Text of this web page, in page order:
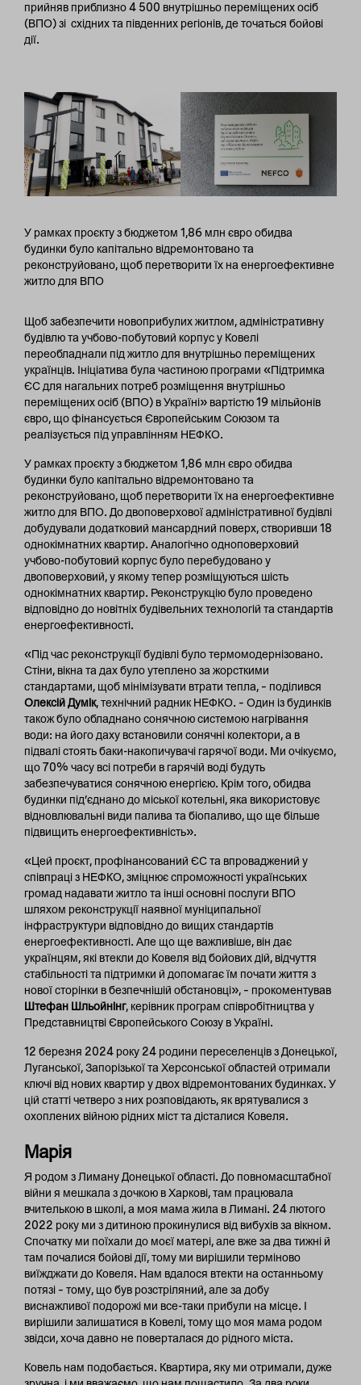
прийняв приблизно 4 500 внутрішньо переміщених осіб
(ВПО) зі східних та південних регіонів, де точаться бойові
дії.
У рамках проєкту з бюджетом 1,86 млн євро обидва
будинки було капітально відремонтовано та
реконструйовано, щоб перетворити їх на енергоефективне
житло для ВПО
Щоб забезпечити новоприбулих житлом, адміністративну
будівлю та учбово-побутовий корпус у Ковелі
переобладнали під житло для внутрішньо переміщених
українців. Ініціатива була частиною програми «Підтримка
ЄС для нагальних потреб розміщення внутрішньо
переміщених осіб (ВПО) в Україні» вартістю 19 мільйонів
євро, що фінансується Європейським Союзом та
реалізується під управлінням НЕФКО.
У рамках проєкту з бюджетом 1,86 млн євро обидва
будинки було капітально відремонтовано та
реконструйовано, щоб перетворити їх на енергоефективне
житло для ВПО. До двоповерхової адміністративної будівлі
добудували додатковий мансардний поверх, створивши 18
однокімнатних квартир. Аналогічно одноповерховий
учбово-побутовий корпус було перебудовано у
двоповерховий, у якому тепер розміщуються шість
однокімнатних квартир. Реконструкцію було проведено
відповідно до новітніх будівельних технологій та стандартів
енергоефективності.
«Під час реконструкції будівлі було термомодернізовано.
Стіни, вікна та дах було утеплено за жорсткими
стандартами, щоб мінімізувати втрати тепла, – поділився
Олексій Думік, технічний радник НЕФКО. – Один із будинків
також було обладнано сонячною системою нагрівання
води: на його даху встановили сонячні колектори, а в
підвалі стоять баки-накопичувачі гарячої води. Ми очікуємо,
що 70% часу всі потреби в гарячій воді будуть
забезпечуватися сонячною енергією. Крім того, обидва
будинки під’єднано до міської котельні, яка використовує
відновлювальні види палива та біопаливо, що ще більше
підвищить енергоефективність».
«Цей проєкт, профінансований ЄС та впроваджений у
співпраці з НЕФКО, зміцнює спроможності українських
громад надавати житло та інші основні послуги ВПО
шляхом реконструкції наявної муніципальної
інфраструктури відповідно до вищих стандартів
енергоефективності. Але що ще важливіше, він дає
українцям, які втекли до Ковеля від бойових дій, відчуття
стабільності та підтримки й допомагає їм почати життя з
нової сторінки в безпечнішій обстановці», – прокоментував
Штефан Шльойнінг, керівник програм співробітництва у
Представництві Європейського Союзу в Україні.
12 березня 2024 року 24 родини переселенців з Донецької,
Луганської, Запорізької та Херсонської областей отримали
ключі від нових квартир у двох відремонтованих будинках. У
цій статті четверо з них розповідають, як врятувалися з
охоплених війною рідних міст та дісталися Ковеля.
Марія
Я родом з Лиману Донецької області. До повномасштабної
війни я мешкала з дочкою в Харкові, там працювала
вчителькою в школі, а моя мама жила в Лимані. 24 лютого
2022 року ми з дитиною прокинулися від вибухів за вікном.
Спочатку ми поїхали до моєї матері, але вже за два тижні й
там почалися бойові дії, тому ми вирішили терміново
виїжджати до Ковеля. Нам вдалося втекти на останньому
потязі – тому, що був розстріляний, але за добу
виснажливої подорожі ми все-таки прибули на місце. І
вирішили залишатися в Ковелі, тому що моя мама родом
звідси, хоча давно не поверталася до рідного міста.
Ковель нам подобається. Квартира, яку ми отримали, дуже